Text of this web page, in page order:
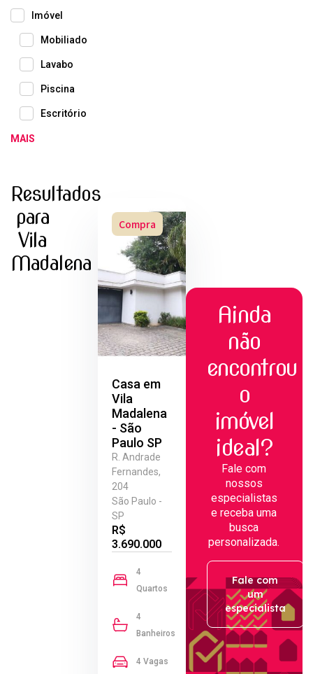
Imóvel
Mobiliado
Lavabo
Piscina
Escritório
MAIS
Resultados
para
Vila
Madalena
Compra
Casa em
Vila
Madalena
- São
Paulo SP
R. Andrade
Fernandes,
204
São Paulo -
SP
R$
3.690.000
4
Quartos
4
Banheiros
4 Vagas
Ainda
não
encontrou
o
imóvel
ideal?
Fale com
nossos
especialistas
e receba uma
busca
personalizada.
Fale com
um
especialista